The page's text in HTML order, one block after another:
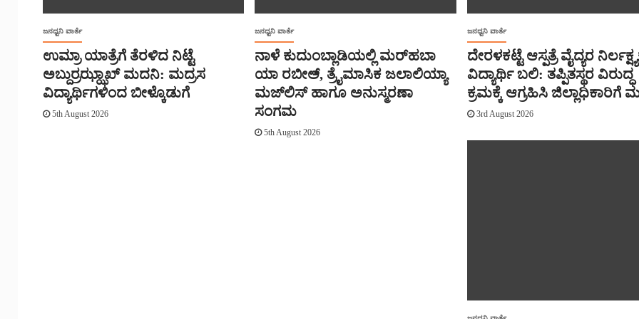
ಜನಧ್ವನಿ ವಾರ್ತೆ
ಉಮ್ರಾ ಯಾತ್ರೆಗೆ ತೆರಳಿದ ನಿಟ್ಟೆ
ಅಬ್ದುರ್ರಝ್ಝಾಖ್ ಮದನಿ: ಮದ್ರಸ
ವಿದ್ಯಾರ್ಥಿಗಳಿಂದ ಬೀಳ್ಕೊಡುಗೆ
5th August 2026
ಜನಧ್ವನಿ ವಾರ್ತೆ
ನಾಳೆ ಕುದುಂಬ್ಲಾಡಿಯಲ್ಲಿ ಮರ್‌‌ಹಬಾ
ಯಾ ರಬೀಅ್, ತ್ರೈಮಾಸಿಕ ಜಲಾಲಿಯ್ಯಾ
ಮಜ್‌‌ಲಿಸ್‌‌ ಹಾಗೂ ಅನುಸ್ಮರಣಾ
ಸಂಗಮ
5th August 2026
ಜನಧ್ವನಿ ವಾರ್ತೆ
ದೇರಳಕಟ್ಟೆ ಆಸ್ಪತ್ರೆ ವೈದ್ಯರ
ವಿದ್ಯಾರ್ಥಿ ಬಲಿ: ತಪ್ಪಿತಸ್ಥರ ವಿರುದ್ಧ
ಕ್ರಮಕ್ಕೆ ಆಗ್ರಹಿಸಿ ಜಿಲ್ಲಾಧಿಕಾರಿಗೆ
3rd August 2026